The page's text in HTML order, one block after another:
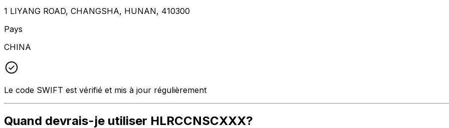
1 LIYANG ROAD, CHANGSHA, HUNAN, 410300
Pays
CHINA
Le code SWIFT est vérifié et mis à jour régulièrement
Quand devrais-je utiliser HLRCCNSCXXX?